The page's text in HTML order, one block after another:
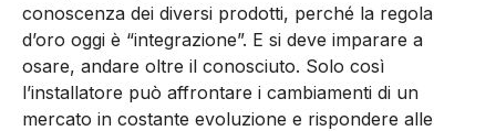
conoscenza dei diversi prodotti, perché la regola
d’oro oggi è “integrazione”. E si deve imparare a
osare, andare oltre il conosciuto. Solo così
l’installatore può affrontare i cambiamenti di un
mercato in costante evoluzione e rispondere alle